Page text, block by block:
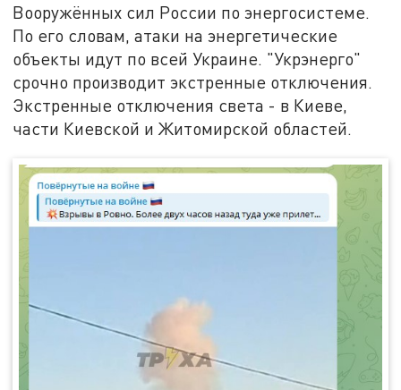
Вооружённых сил России по энергосистеме.
По его словам, атаки на энергетические
объекты идут по всей Украине. "Укрэнерго"
срочно производит экстренные отключения.
Экстренные отключения света - в Киеве,
части Киевской и Житомирской областей.